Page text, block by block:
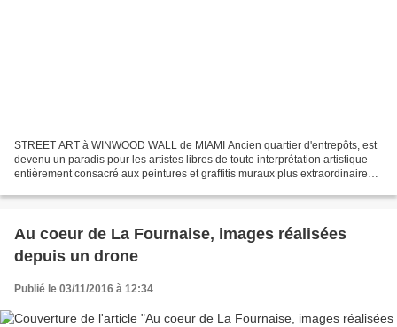
STREET ART à WINWOOD WALL de MIAMI Ancien quartier d'entrepôts, est
devenu un paradis pour les artistes libres de toute interprétation artistique
entièrement consacré aux peintures et graffitis muraux plus extraordinaires
Au coeur de La Fournaise, images réalisées
depuis un drone
Publié le 03/11/2016 à 12:34